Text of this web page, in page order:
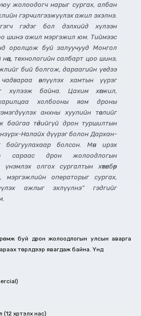
жолоодогч нарыг сургах, албан
гэрчилгээжүүлэх ажил эхэлнэ.
гэдэг бол дэлхийд хүлээн
цоо шинэ ажил мэргэжил юм. Тиймээс
оролцож буй залуучууд Монгол
технологийн салбарт цоо шинэ,
бий болгож, дараагийн үедээ
өвлүүлэх хамтын үүрэг
хүлээж байна. Цахим хөгжил,
холбооны яам дроны
анхны хуулийн төслийг
байгаа төдийгүй дрон туршилтын
Налайх дүүрэг болон Дархан-
байгуулахаар болсон. Мөн ирэх
сараас дрон жолоодлогын
олгох сургалтын хөтөлбөр
мэргэжлийн операторыг сургах,
ажлыг эхлүүлнэ” гэдгийг
буй дрон жолоодлогын улсын аварга
төрлүүдээр явагдаж байна. Үүнд
(12 хүртэлх нас)